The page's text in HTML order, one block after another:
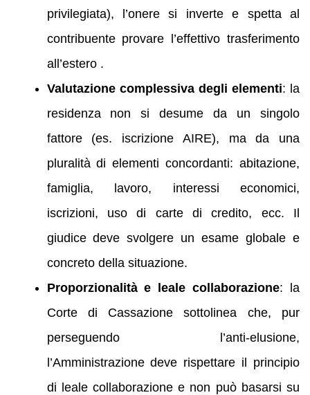
privilegiata), l’onere si inverte e spetta al
contribuente provare l’effettivo trasferimento
all’estero .
Valutazione complessiva degli elementi: la
residenza non si desume da un singolo
fattore (es. iscrizione AIRE), ma da una
pluralità di elementi concordanti: abitazione,
famiglia, lavoro, interessi economici,
iscrizioni, uso di carte di credito, ecc. Il
giudice deve svolgere un esame globale e
concreto della situazione.
Proporzionalità e leale collaborazione: la
Corte di Cassazione sottolinea che, pur
perseguendo l’anti‑elusione,
l’Amministrazione deve rispettare il principio
di leale collaborazione e non può basarsi su